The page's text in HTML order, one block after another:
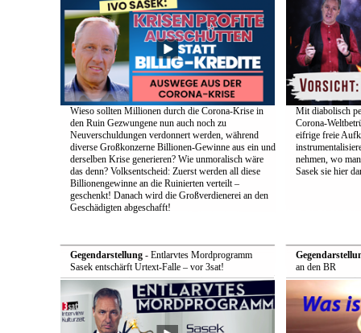
Wieso sollten Millionen durch die Corona-Krise in
den Ruin Gezwungene nun auch noch zu
Neuverschuldungen verdonnert werden, während
diverse Großkonzerne Billionen-Gewinne aus ein und
derselben Krise generieren? Wie unmoralisch wäre
das denn? Volksentscheid: Zuerst werden all diese
Billionengewinne an die Ruinierten verteilt –
geschenkt! Danach wird die Großverdienerei an den
Geschädigten abgeschafft!
Mit diabolisch
Corona-
eifrige freie
nehmen, wo
Sasek sie hier
Gegendarstellung- Entlarvtes Mordprogramm
Sasek entschärft Urtext-Falle – vor 3sat!
an den BR